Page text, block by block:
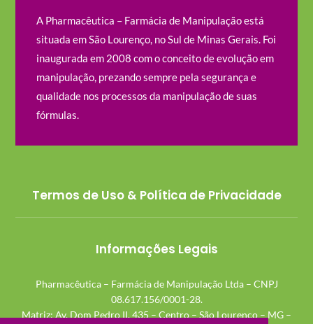
A Pharmacêutica – Farmácia de Manipulação está
situada em São Lourenço, no Sul de Minas Gerais. Foi
inaugurada em 2008 com o conceito de evolução em
manipulação, prezando sempre pela segurança e
qualidade nos processos da manipulação de suas
fórmulas.
Termos de Uso & Política de Privacidade
Informações Legais
Pharmacêutica – Farmácia de Manipulação Ltda – CNPJ
08.617.156/0001-28.
Matriz: Av. Dom Pedro II, 435 – Centro – São Lourenço – MG –